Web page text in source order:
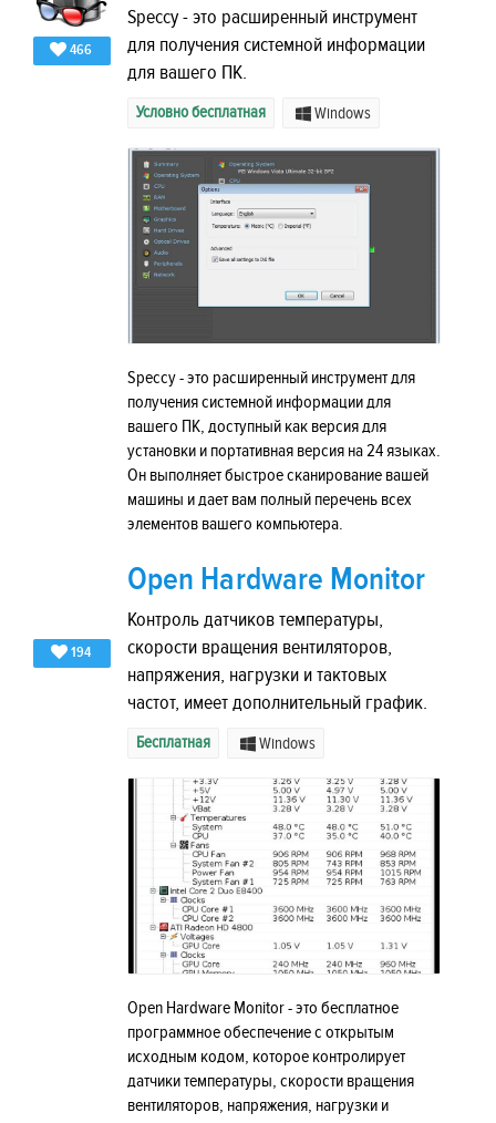
466
Speccy - это расширенный инструмент
для получения системной информации
для вашего ПК.
Условно бесплатная Windows
Speccy - это расширенный инструмент для
получения системной информации для
вашего ПК, доступный как версия для
установки и портативная версия на 24 языках.
Он выполняет быстрое сканирование вашей
машины и дает вам полный перечень всех
элементов вашего компьютера.
194
Open Hardware Monitor
Контроль датчиков температуры,
скорости вращения вентиляторов,
напряжения, нагрузки и тактовых
частот, имеет дополнительный график.
Бесплатная Windows
Open Hardware Monitor - это бесплатное
программное обеспечение с открытым
исходным кодом, которое контролирует
датчики температуры, скорости вращения
вентиляторов, напряжения, нагрузки и